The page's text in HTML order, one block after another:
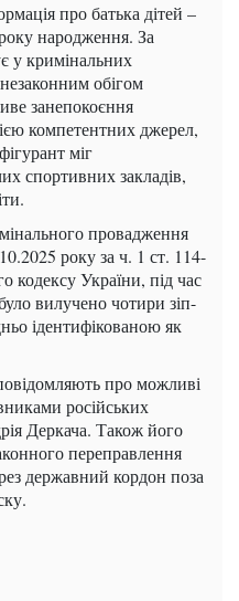
про батька дітей –
народження. За
у кримінальних
обігом
занепокоєння
компетентних джерел,
міг
спортивних закладів,
провадження
року за ч. 1 ст. 114-
кодексу України, під час
вилучено чотири зіп-
ідентифікованою як
про можливі
російських
Деркача. Також його
переправлення
державний кордон поза